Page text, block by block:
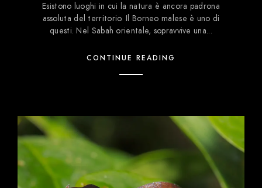
Esistono luoghi in cui la natura è ancora padrona
assoluta del territorio. Il Borneo malese è uno di
questi. Nel Sabah orientale, sopravvive una...
CONTINUE READING